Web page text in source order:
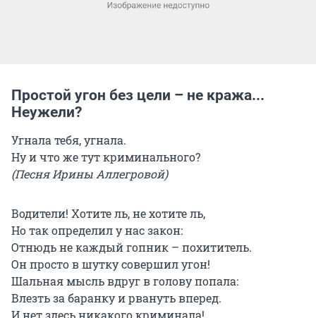
Простой угон без цели – не кража...
Неужели?
Угнала тебя, угнала.
Ну и что же тут криминального?
(Песня Ирины Аллегровой)
Водители! Хотите ль, не хотите ль,
Но так определил у нас закон:
Отнюдь не каждый гопник – похититель.
Он просто в шутку совершил угон!
Шальная мысль вдруг в голову попала:
Влезть за баранку и рвануть вперед.
И нет здесь никакого криминала!